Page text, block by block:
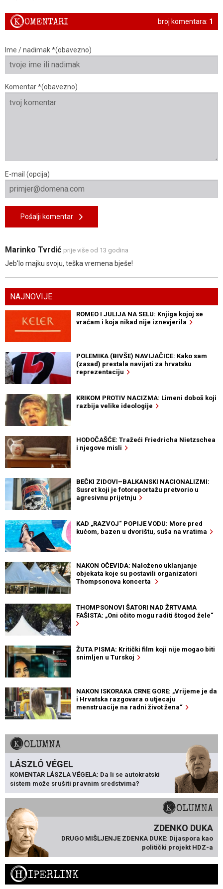
broj komentara: 1
KOMENTARI
Ime / nadimak *(obavezno)
Komentar *(obavezno)
E-mail (opcija)
Pošalji komentar
Marinko Tvrdić prije više od 13 godina
Jeb'lo majku svoju, teška vremena bješe!
NAJNOVIJE
ROMEO I JULIJA NA SELU: Knjiga kojoj se
vraćam i koja nikad nije iznevjerila
POLEMIKA (BIVŠE) NAVIJAČICE: Kako sam
(zasad) prestala navijati za hrvatsku
reprezentaciju
KRIKOM PROTIV NACIZMA: Limeni doboš koji
razbija velike ideologije
HODOČAŠĆE: Tražeći Friedricha Nietzschea
i njegove misli
BEČKI ZIDOVI–BALKANSKI NACIONALIZMI:
Susret koji je fotoreportažu pretvorio u
agresivnu prijetnju
KAD „RAZVOJ“ POPIJE VODU: More pred
kućom, bazen u dvorištu, suša na vratima
NAKON OČEVIDA: Naloženo uklanjanje
objekata koje su postavili organizatori
Thompsonova koncerta
THOMPSONOVI ŠATORI NAD ŽRTVAMA
FAŠISTA: „Oni očito mogu raditi štogod žele“
ŽUTA PISMA: Kritički film koji nije mogao biti
snimljen u Turskoj
NAKON ISKORAKA CRNE GORE: „Vrijeme je da
i Hrvatska razgovara o utjecaju
menstruacije na radni život žena“
KOLUMNA
LÁSZLÓ VÉGEL
KOMENTAR LÁSZLA VÉGELA: Da li se autokratski
sistem može srušiti pravnim sredstvima?
KOLUMNA
ZDENKO DUKA
DRUGO MIŠLJENJE ZDENKA DUKE: Dijaspora kao
politički projekt HDZ-a
HIPERLINK